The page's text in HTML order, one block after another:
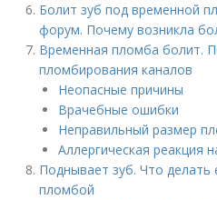
Болит зуб под временной
форум. Почему возникла
Временная пломба болит.
пломбирования каналов
Неопасные причины
Врачебные ошибки
Неправильный размер
Аллергическая реакция
Поднывает зуб. Что делать
пломбой